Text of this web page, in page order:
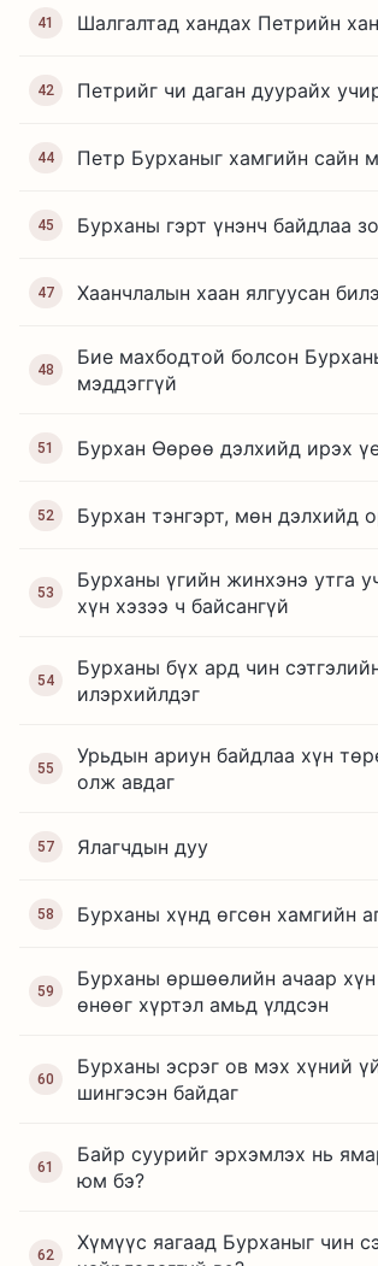
41 Шалгалтад хандах Петрийн
42 Петрийг чи даган дуурайх
44 Петр Бурханыг хамгийн сайн
45 Бурханы гэрт үнэнч байдлаа
47 Хаанчлалын хаан ялгуусан
48
Бие махбодтой болсон
мэддэггүй
51 Бурхан Өөрөө дэлхийд ирэх
52 Бурхан тэнгэрт, мѳн дэлхийд
53
Бурханы үгийн жинхэнэ утга
хүн хэзээ ч байсангүй
54
Бурханы бүх ард чин
илэрхийлдэг
55
Урьдын ариун байдлаа хүн
олж авдаг
57 Ялагчдын дуу
58 Бурханы хүнд өгсөн хамгийн
59
Бурханы өршөөлийн ачаар
өнөөг хүртэл амьд үлдсэн
60
Бурханы эсрэг ов мэх хүний
шингэсэн байдаг
61
Байр суурийг эрхэмлэх нь
юм бэ?
62
Хүмүүс яагаад Бурханыг чин